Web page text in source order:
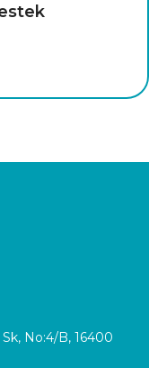
No:4/B, 16400